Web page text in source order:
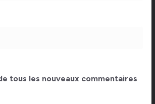
tous les nouveaux commentaires